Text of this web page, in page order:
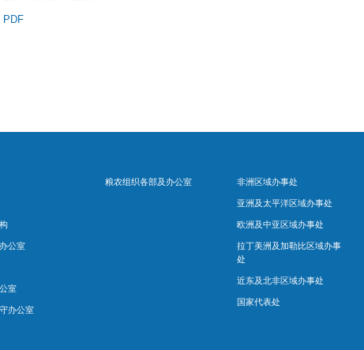
PDF
公室
室
办公室
粮农组织各部及办公室 非洲区域办事处
亚洲及太平洋区域办事处
欧洲及中亚区域办事处
拉丁美洲及加勒比区域办事
处
近东及北非区域办事处
国家代表处